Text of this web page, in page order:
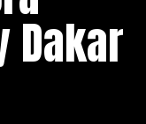
Dakar